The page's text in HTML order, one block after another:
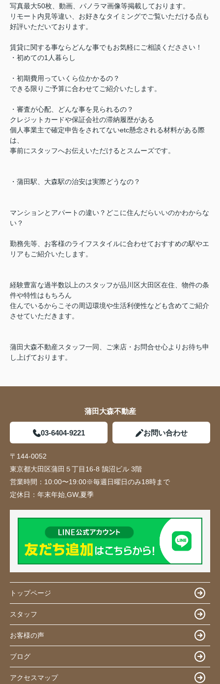
写真最大50枚、動画、パノラマ画像等掲載しております。
リモート内見等違い、お好きなタイミングでご覧いただける点も
好評いただいております。
賃貸に関する事ならどんな事でもお気軽にご相談くだささい！
・初めての1人暮らし
・初期費用っていくら位かかるの？
できる限りご予算に合わせてご紹介いたします。
・審査が心配、どんな事を見られるの？
クレジットカードや保証会社の滞納履歴がある
個人事業主で確定申告をされてないetc懸念される材料がある際
は、
事前にスタッフへお伝えいただけるとスムーズです。
・蒲田駅、大森駅の治安は実際どうなの？
マンションとアパートの違い？どこに住んだらいいのかわからな
い？
勤務先等、お客様のライフスタイルに合わせておすすめの駅やエ
リアもご紹介いたします。
経験豊富な過半数以上のスタッフが品川区大田区在住、物件の条
件や特性はもちろん
住んでいるからこその周辺環境や生活利便性なども含めてご紹介
させていただきます。
蒲田大森不動産スタッフ一同、ご来店・お問合せ心よりお待ち申
し上げております。
蒲田大森不動産
03-6404-9221 お問い合わせ
〒144-0052
東京都大田区蒲田５丁目16-8 鵠沼ビル 3階
営業時間： 10:00〜19:00※毎週日曜日のみ18時まで
定休日： 年末年始,GW,夏季
トップページ
スタッフ
お客様の声
ブログ
アクセスマップ